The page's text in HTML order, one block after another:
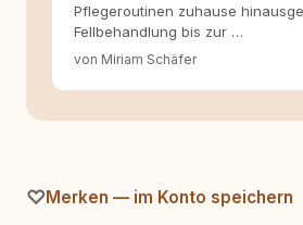
Pflegeroutinen zuhause
Fellbehandlung bis zur …
von Miriam Schäfer
Merken — im Konto speichern